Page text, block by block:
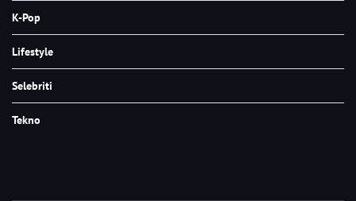
K-Pop
Lifestyle
Selebriti
Tekno